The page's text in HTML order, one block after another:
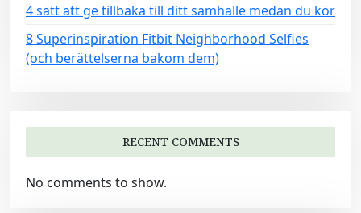
4 sätt att ge tillbaka till ditt samhälle medan du kör
8 Superinspiration Fitbit Neighborhood Selfies
(och berättelserna bakom dem)
RECENT COMMENTS
No comments to show.